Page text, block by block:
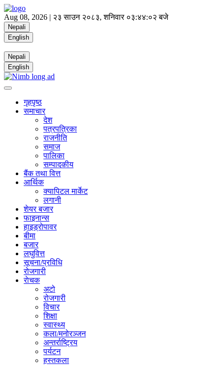
Aug 08, 2026 | २३ साउन २०८३, शनिवार ०३:४४:०३ बजे
Nepali
English
Nepali
English
गृहपृष्ठ
समाचार
देश
पत्रपत्रिका
राजनीति
समाज
पालिका
सम्पादकीय
बैंक तथा वित्त
आर्थिक
क्यापिटल मार्केट
लगानी
शेयर बजार
फाइनान्स
हाइड्रोपावर
बीमा
बजार
लघुवित्त
सूचना/प्रविधि
रोजगारी
राेचक
अटो
रोजगारी
विचार
शिक्षा
स्वास्थ्य
कला/मनोरञ्जन
अन्तर्राष्ट्रिय
पर्यटन
हस्तकला